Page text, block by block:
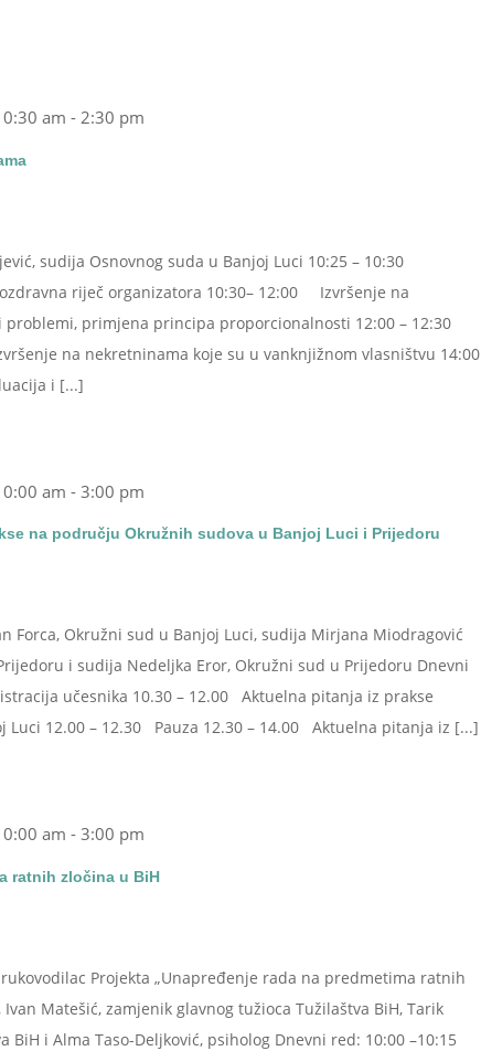
am -2:30 pm
sudija Osnovnog suda u Banjoj Luci 10:25 – 10:30
riječ organizatora 10:30– 12:00 Izvršenje na
primjena principa proporcionalnosti 12:00 – 12:30
na nekretninama koje su u vanknjižnom vlasništvu 14:00
i [...]
na području Okružnih sudova u Banjoj Luci i Prijedoru
am -3:00 pm
Forca, Okružni sud u Banjoj Luci, sudija Mirjana Miodragović
i sudija Nedeljka Eror, Okružni sud u Prijedoru Dnevni
učesnika 10.30 – 12.00 Aktuelna pitanja iz prakse
Luci 12.00 – 12.30 Pauza 12.30 – 14.00 Aktuelna pitanja iz [...]
ratnih zločina u BiH
am -3:00 pm
rukovodilac Projekta „Unapređenje rada na predmetima ratnih
Ivan Matešić, zamjenik glavnog tužioca Tužilaštva BiH, Tarik
BiH i Alma Taso-Deljković, psiholog Dnevni red: 10:00 –10:15